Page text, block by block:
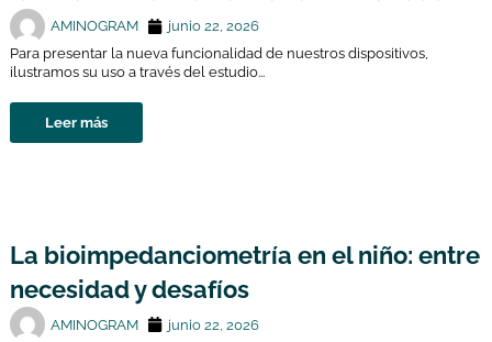
AMINOGRAM
junio 22, 2026
Para presentar la nueva funcionalidad de nuestros dispositivos,
ilustramos su uso a través del estudio...
Leer más
La bioimpedanciometría en el niño: entre
necesidad y desafíos
AMINOGRAM
junio 22, 2026